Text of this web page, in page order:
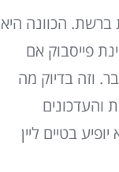
ברשת. הכוונה היא
פייסבוק אם
וזה בדיוק מה
והעדכונים
בטיים ליין